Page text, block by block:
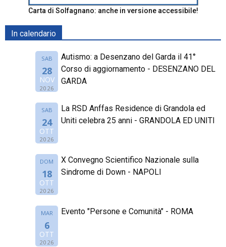
Carta di Solfagnano: anche in versione accessibile!
In calendario
SAB
28
NOV
2026
Autismo: a Desenzano del Garda il 41°
Corso di aggiornamento - DESENZANO DEL
GARDA
SAB
24
OTT
2026
La RSD Anffas Residence di Grandola ed
Uniti celebra 25 anni - GRANDOLA ED UNITI
DOM
18
OTT
2026
X Convegno Scientifico Nazionale sulla
Sindrome di Down - NAPOLI
MAR
6
OTT
2026
Evento "Persone e Comunità" - ROMA